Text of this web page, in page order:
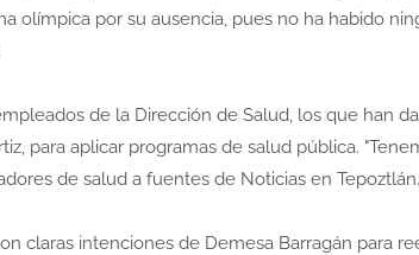
olímpica por su ausencia, pues no ha habido
de la Dirección de Salud, los que han
para aplicar programas de salud pública.
de salud a fuentes de Noticias en Tepoztlán.
claras intenciones de Demesa Barragán para